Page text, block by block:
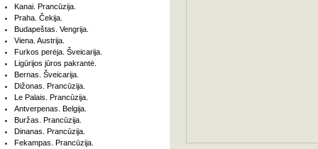
Kanai. Prancūzija.
Praha. Čekija.
Budapeštas. Vengrija.
Viena. Austrija.
Furkos perėja. Šveicarija.
Ligūrijos jūros pakrantė.
Bernas. Šveicarija.
Dižonas. Prancūzija.
Le Palais. Prancūzija.
Antverpenas. Belgija.
Buržas. Prancūzija.
Dinanas. Prancūzija.
Fekampas. Prancūzija.